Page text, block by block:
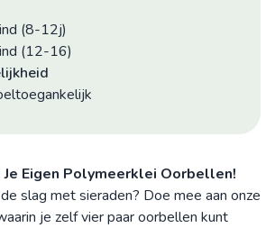
(8-12j)
(12-16)
Je Eigen Polymeerklei Oorbellen!
slag met sieraden? Doe mee aan onze
je zelf vier paar oorbellen kunt